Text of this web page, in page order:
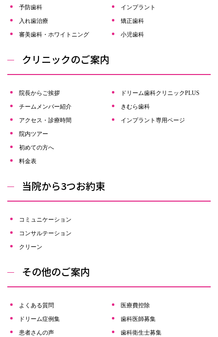
予防歯科
入れ歯治療
審美歯科・ホワイトニング
インプラント
矯正歯科
小児歯科
クリニックのご案内
院長からご挨拶
チームメンバー紹介
アクセス・診療時間
院内ツアー
初めての方へ
料金表
ドリーム歯科クリニックPLUS
きむら歯科
インプラント専用ページ
当院から3つお約束
コミュニケーション
コンサルテーション
クリーン
その他のご案内
よくある質問
ドリーム症例集
患者さんの声
医療費控除
歯科医師募集
歯科衛生士募集